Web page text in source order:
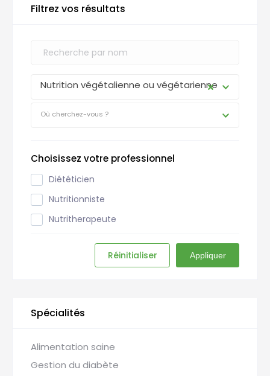
Filtrez vos résultats
Nutrition végétalienne ou végétarienne
Où cherchez-vous ?
Choisissez votre professionnel
Diététicien
Nutritionniste
Nutritherapeute
Réinitialiser Appliquer
Spécialités
Alimentation saine
Gestion du diabète